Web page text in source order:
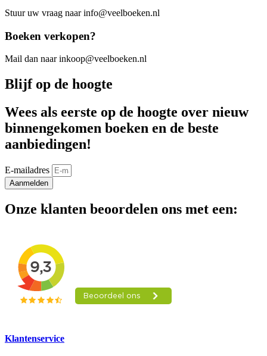
Stuur uw vraag naar info@veelboeken.nl
Boeken verkopen?
Mail dan naar inkoop@veelboeken.nl
Blijf op de hoogte
Wees als eerste op de hoogte over nieuw
binnengekomen boeken en de beste
aanbiedingen!
E-mailadres
Aanmelden
Onze klanten beoordelen ons met een:
Klantenservice